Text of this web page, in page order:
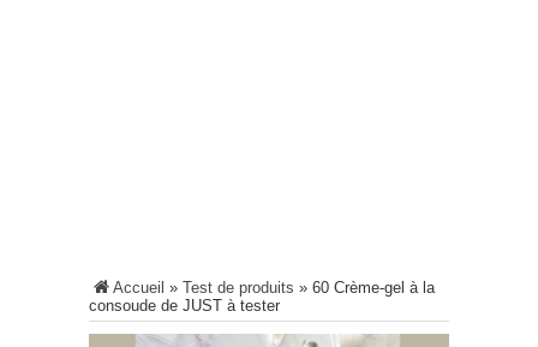
Accueil » Test de produits » 60 Crème-gel à la
consoude de JUST à tester